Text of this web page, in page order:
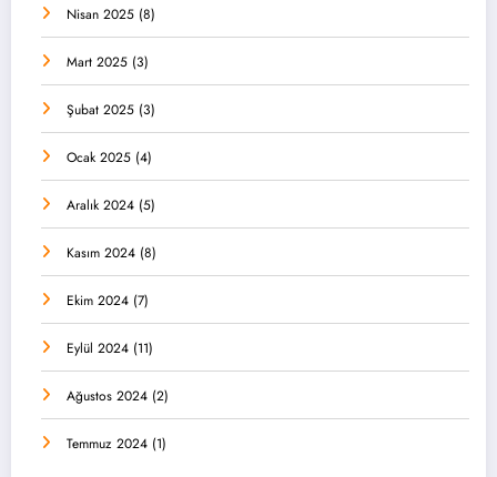
Nisan 2025 (8)
Mart 2025 (3)
Şubat 2025 (3)
Ocak 2025 (4)
Aralık 2024 (5)
Kasım 2024 (8)
Ekim 2024 (7)
Eylül 2024 (11)
Ağustos 2024 (2)
Temmuz 2024 (1)